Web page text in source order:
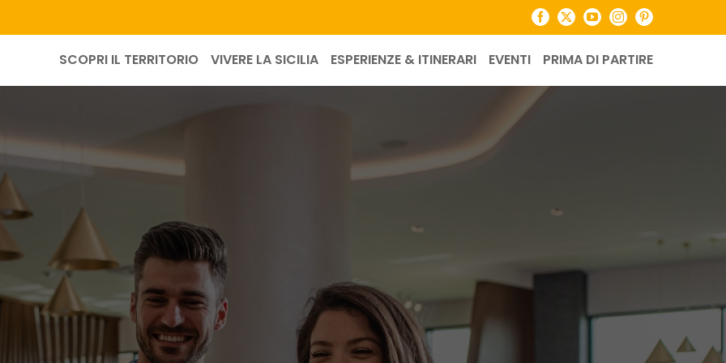
Facebook
X YouTubeInstagramPinterest
SCOPRI IL TERRITORIO VIVERE LA SICILIA ESPERIENZE & ITINERARI EVENTI PRIMA DI PARTIRE